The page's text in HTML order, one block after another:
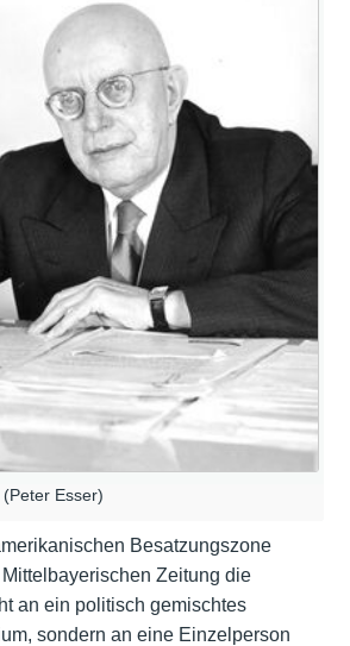
Esser)
Besatzungszone
Zeitung die
an ein politisch gemischtes
sondern an eine Einzelperson